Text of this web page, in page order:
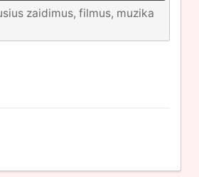
zaidimus, filmus, muzika